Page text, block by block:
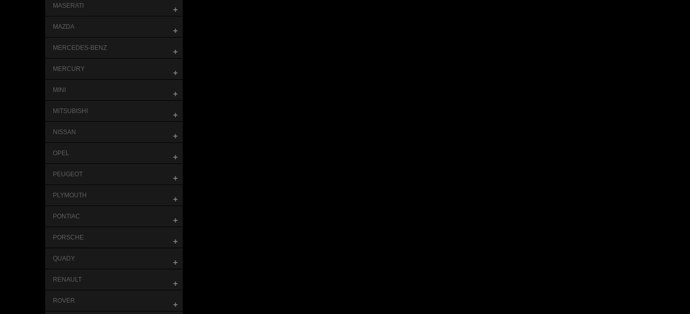
MASERATI +
MAZDA +
MERCEDES-BENZ +
MERCURY +
MINI +
MITSUBISHI +
NISSAN +
OPEL +
PEUGEOT +
PLYMOUTH +
PONTIAC +
PORSCHE +
QUADY +
RENAULT +
ROVER +